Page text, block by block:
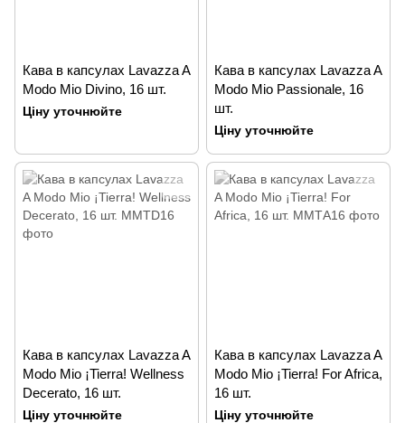
Кава в капсулах Lavazza A
Modo Mio Divino, 16 шт.
Ціну уточнюйте
Кава в капсулах Lavazza A
Modo Mio Passionale, 16
шт.
Ціну уточнюйте
Кава в капсулах Lavazza A
Modo Mio ¡Tierra! Wellness
Decerato, 16 шт.
Ціну уточнюйте
Кава в капсулах Lavazza A
Modo Mio ¡Tierra! For Africa,
16 шт.
Ціну уточнюйте